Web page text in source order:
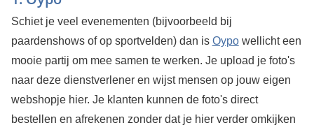
Schiet je veel evenementen (bijvoorbeeld bij
paardenshows of op sportvelden) dan is Oypowellicht een
mooie partij om mee samen te werken. Je upload je foto's
naar deze dienstverlener en wijst mensen op jouw eigen
webshopje hier. Je klanten kunnen de foto's direct
bestellen en afrekenen zonder dat je hier verder omkijken